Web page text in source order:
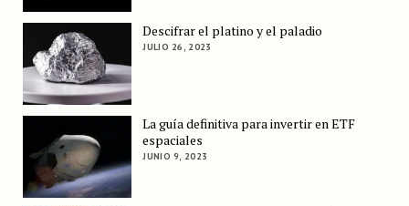
Descifrar el platino y el paladio
JULIO 26, 2023
La guía definitiva para invertir en ETF
espaciales
JUNIO 9, 2023